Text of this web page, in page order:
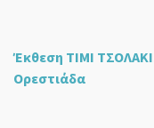
Έκθεση ΤΙΜΙ
Ορεστιάδα